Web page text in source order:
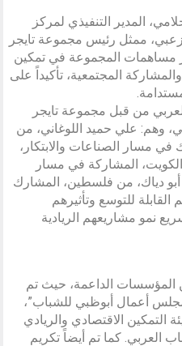
المدير التنفيذي لمركز
ممثل رئيس مجموعة تايجر
مساهمات المجموعة في تمكين
المجتمعية، تأكيداً على
من قبل مجموعة تايجر
وهم: علي حميد اللوغاني، من
في مسار الصناعات والابتكار،
المشاركة في مسار
أبو دياك، من فلسطين، المشارك
القابلة للتوسع وتأثيرهم
نمو مشاريعهم الريادية
المؤسسات الداعمة، حيث تم
أعمال أبوظبي للشباب”،
التمكين الاقتصادي والريادي
العربي. كما تم أيضاً تكريم